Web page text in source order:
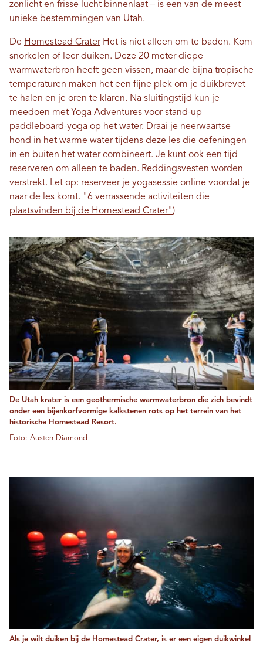
zonlicht en frisse lucht binnenlaat – is een van de meest
unieke bestemmingen van Utah.
De Homestead CraterHet is niet alleen om te baden. Kom
snorkelen of leer duiken. Deze 20 meter diepe
warmwaterbron heeft geen vissen, maar de bijna tropische
temperaturen maken het een fijne plek om je duikbrevet
te halen en je oren te klaren. Na sluitingstijd kun je
meedoen met Yoga Adventures voor stand-up
paddleboard-yoga op het water. Draai je neerwaartse
hond in het warme water tijdens deze les die oefeningen
in en buiten het water combineert. Je kunt ook een tijd
reserveren om alleen te baden. Reddingsvesten worden
verstrekt. Let op: reserveer je yogasessie online voordat je
naar de les komt. "6 verrassende activiteiten die
plaatsvinden bij de Homestead Crater")
De Utah krater is een geothermische warmwaterbron die zich bevindt
onder een bijenkorfvormige kalkstenen rots op het terrein van het
historische Homestead Resort.
Foto: Austen Diamond
Als je wilt duiken bij de Homestead Crater, is er een eigen duikwinkel